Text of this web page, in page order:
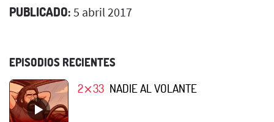
PUBLICADO: 5 abril 2017
EPISODIOS RECIENTES
2⨯33 NADIE AL VOLANTE